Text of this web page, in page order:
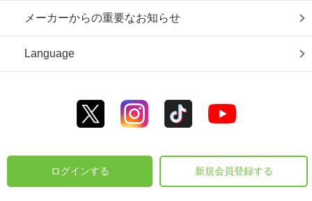
メーカーからの重要なお知らせ
Language
ログインする 新規会員登録する